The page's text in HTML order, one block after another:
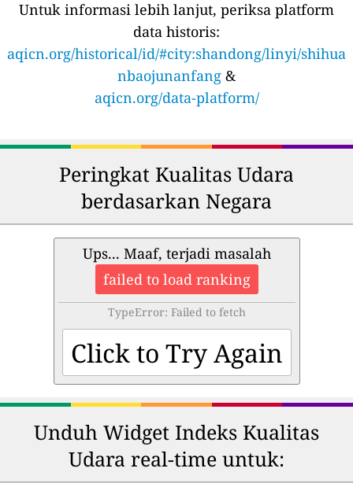
Untuk informasi lebih lanjut, periksa platform
data historis:
aqicn.org/historical/id/#city:shandong/linyi/shihua
nbaojunanfang &
aqicn.org/data-platform/
Peringkat Kualitas Udara
berdasarkan Negara
Ups... Maaf, terjadi masalah
failed to load ranking
TypeError: Failed to fetch
Click to Try Again
Unduh Widget Indeks Kualitas
Udara real-time untuk: